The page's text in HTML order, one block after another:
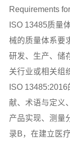
Requirements
ISO 13485质量
械的质量体系要
研发、生产、储
关行业或相关组
ISO
献、术语与定义
产品实现、测量
录B，在建立医